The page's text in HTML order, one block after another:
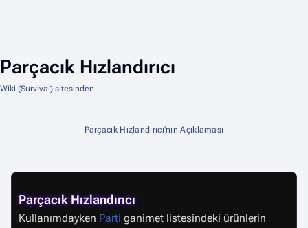
Parçacık Hızlandırıcı
Wiki (Survival) sitesinden
Parçacık Hızlandırıcı'nın Açıklaması
Parçacık Hızlandırıcı
Kullanımdayken Parti ganimet listesindeki ürünlerin